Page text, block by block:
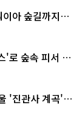
이아 숲길까지…
'로 숲속 피서 떠
'진관사 계곡'이